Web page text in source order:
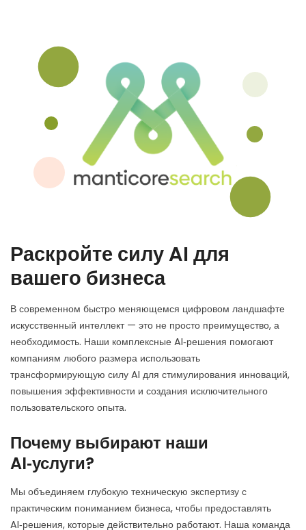
Раскройте силу AI для
вашего бизнеса
В современном быстро меняющемся цифровом ландшафте
искусственный интеллект — это не просто преимущество, а
необходимость. Наши комплексные AI‑решения помогают
компаниям любого размера использовать
трансформирующую силу AI для стимулирования инноваций,
повышения эффективности и создания исключительного
пользовательского опыта.
Почему выбирают наши
AI‑услуги?
Мы объединяем глубокую техническую экспертизу с
практическим пониманием бизнеса, чтобы предоставлять
AI‑решения, которые действительно работают. Наша команда